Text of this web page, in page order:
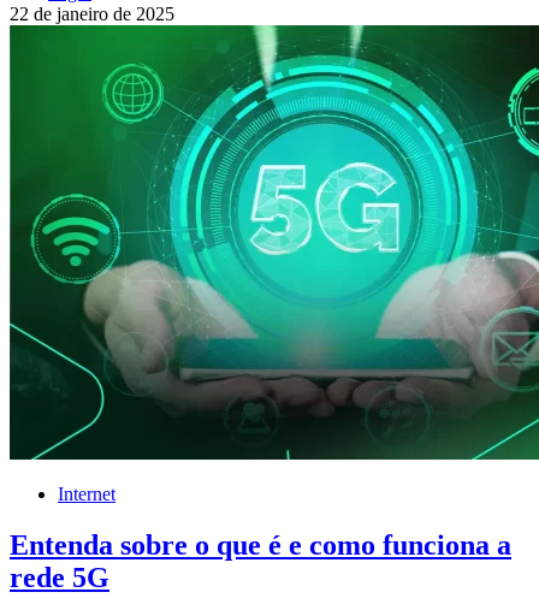
22 de janeiro de 2025
Internet
Entenda sobre o que é e como funciona a
rede 5G